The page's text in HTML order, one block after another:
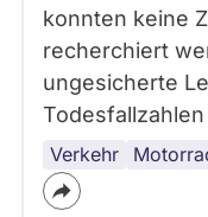
konnten keine
recherchiert
ungesicherte
Verkehr